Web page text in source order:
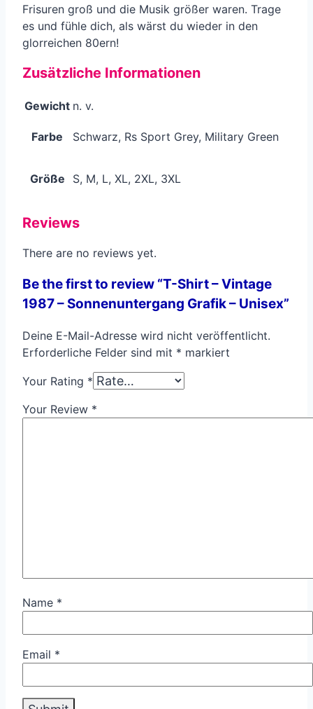
Frisuren groß und die Musik größer waren. Trage
es und fühle dich, als wärst du wieder in den
glorreichen 80ern!
Zusätzliche Informationen
Gewicht n. v.
Farbe Schwarz, Rs Sport Grey, Military Green
Größe S, M, L, XL, 2XL, 3XL
Reviews
There are no reviews yet.
Be the first to review “T-Shirt – Vintage
1987 – Sonnenuntergang Grafik – Unisex”
Deine E-Mail-Adresse wird nicht veröffentlicht.
Erforderliche Felder sind mit * markiert
Your Rating *
Your Review *
Name *
Email *